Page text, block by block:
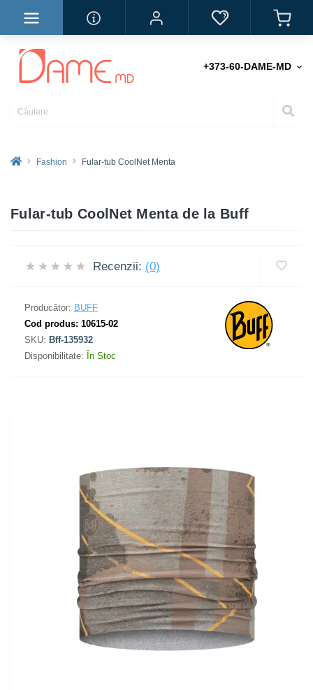
+373-60-DAME-MD
Fashion Fular-tub CoolNet Menta
Fular-tub CoolNet Menta de la Buff
Recenzii: (0)
Producător: BUFF
Cod produs: 10615-02
SKU: Bff-135932
Disponibilitate: În Stoc